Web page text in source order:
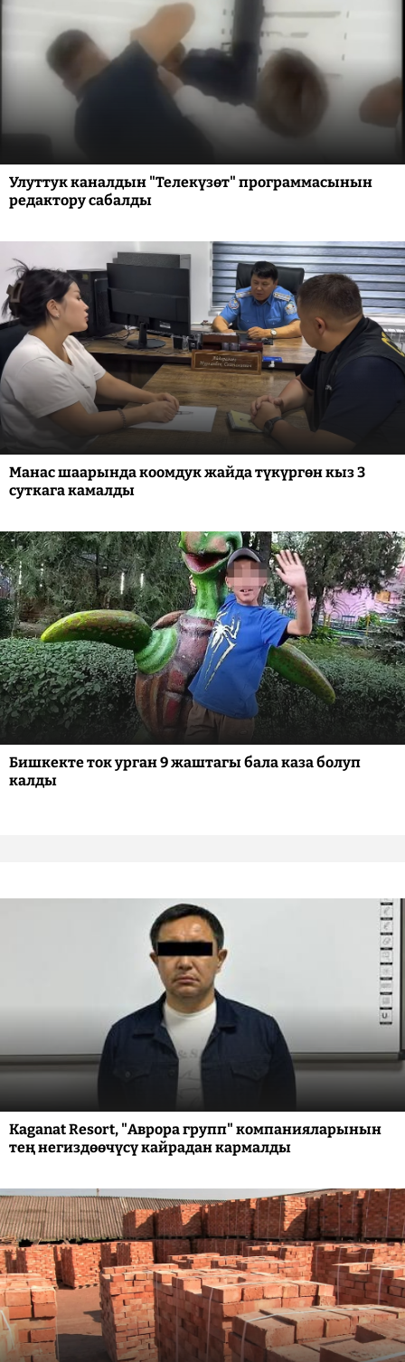
Улуттук каналдын "Телекүзөт" программасынын
редактору сабалды
Манас шаарында коомдук жайда түкүргөн кыз 3
суткага камалды
Бишкекте ток урган 9 жаштагы бала каза болуп
калды
Kaganat Resort, "Аврора групп" компанияларынын
тең негиздөөчүсү кайрадан кармалды